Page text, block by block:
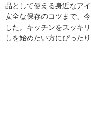
品として使える身近なア
安全な保存のコツまで、
した。キッチンをスッキ
しを始めたい方にぴったり